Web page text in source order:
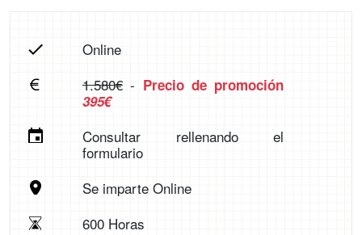
Online
1.580€- Precio de promoción
395€
Consultar rellenando el
formulario
Se imparte Online
600 Horas